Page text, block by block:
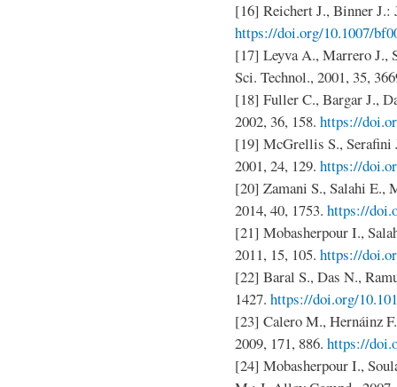
[16] Reichert J., Binner J.:
https://doi.org/10.1007/
[17] Leyva A., Marrero J.,
Sci. Technol., 2001, 35,
[18] Fuller C., Bargar J.,
2002, 36, 158. https://
[19] McGrellis S., Serafini
2001, 24, 129. https://
[20] Zamani S., Salahi E.,
2014, 40, 1753. https://
[21] Mobasherpour I.,
2011, 15, 105. https://
[22] Baral S., Das N.,
1427. https://doi.org/
[23] Calero M., Hernáinz
2009, 171, 886. https://
[24] Mobasherpour I.,